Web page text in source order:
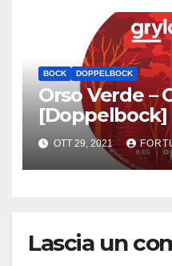
BOCK DOPPELBOCK
Orso Verde –
[Doppelbock]
OTT 29, 2021
Lascia un